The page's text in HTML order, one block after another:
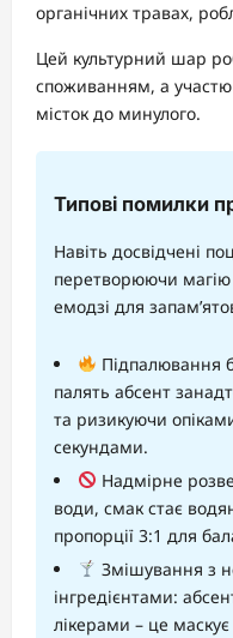
органічних травах,
Цей культурний шар
споживанням, а участю
місток до минулого.
Типові помилки
Навіть досвідчені
перетворюючи магію
емодзі для
Підпалювання
палять абсент
та ризикуючи
секундами.
Надмірне
води, смак стає
пропорції 3:1 для
Змішування з
інгредієнтами:
лікерами – це маскує